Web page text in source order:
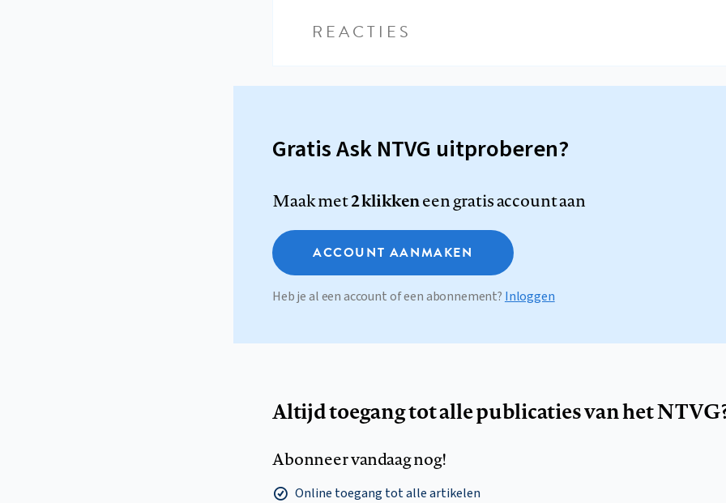
REACTIES
Gratis Ask NTVG uitproberen?
Maak met2 klikkeneen gratis account aan
ACCOUNT AANMAKEN
Heb je al een account of een abonnement? Inloggen
Altijd toegang tot alle publicaties van het
Abonneer vandaag nog!
Online toegang tot alle artikelen